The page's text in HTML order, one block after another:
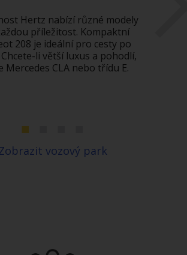
Hertz nabízí různé modely
příležitost. Kompaktní
208 je ideální pro cesty po
Chcete-li větší luxus a pohodlí,
Mercedes CLA nebo třídu E.
vozový park